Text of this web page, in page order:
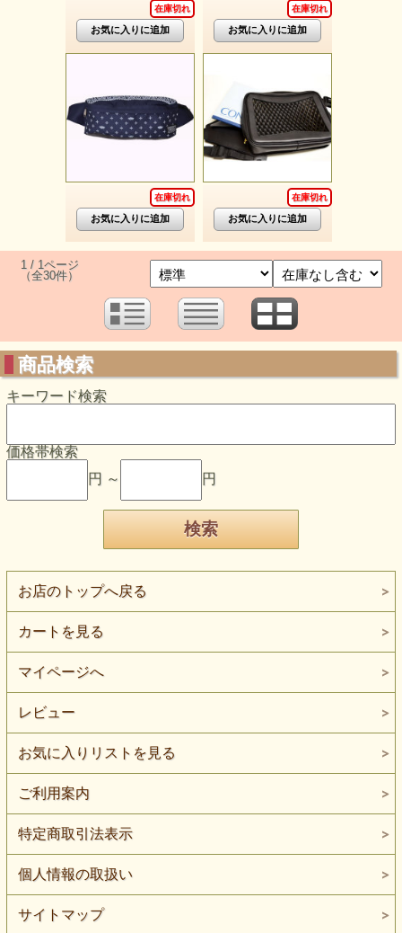
在庫切れ 在庫切れ
在庫切れ 在庫切れ
1 / 1ページ
（全30件）
商品検索
キーワード検索
価格帯検索
円 ～
円
お店のトップへ戻る
カートを見る
マイページへ
レビュー
お気に入りリストを見る
ご利用案内
特定商取引法表示
個人情報の取扱い
サイトマップ